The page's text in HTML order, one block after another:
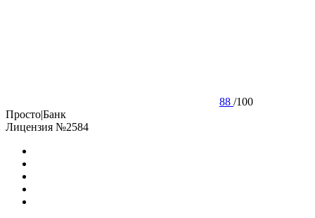
88 /100
Просто|Банк
Лицензия №2584